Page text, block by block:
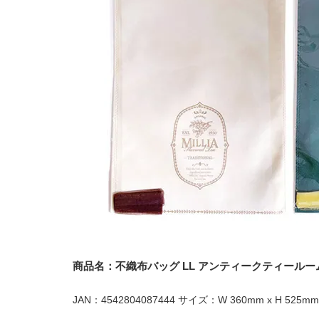
商品名：不織布バッグ LL アンティークティールー
JAN：4542804087444 サイズ：W 360mm x H 525mm